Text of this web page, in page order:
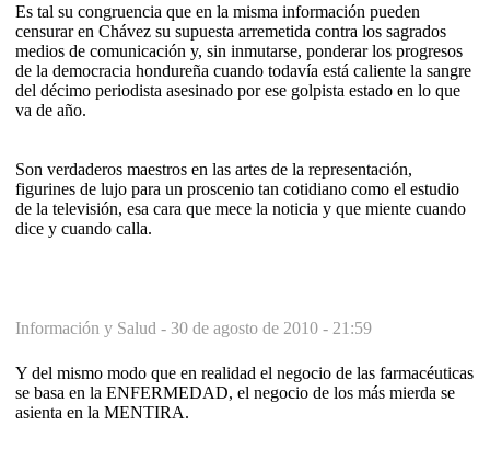
Es tal su congruencia que en la misma información pueden
censurar en Chávez su supuesta arremetida contra los sagrados
medios de comunicación y, sin inmutarse, ponderar los progresos
de la democracia hondureña cuando todavía está caliente la sangre
del décimo periodista asesinado por ese golpista estado en lo que
va de año.
Son verdaderos maestros en las artes de la representación,
figurines de lujo para un proscenio tan cotidiano como el estudio
de la televisión, esa cara que mece la noticia y que miente cuando
dice y cuando calla.
Información y Salud - 30 de agosto de 2010 - 21:59
Y del mismo modo que en realidad el negocio de las farmacéuticas
se basa en la ENFERMEDAD, el negocio de los más mierda se
asienta en la MENTIRA.